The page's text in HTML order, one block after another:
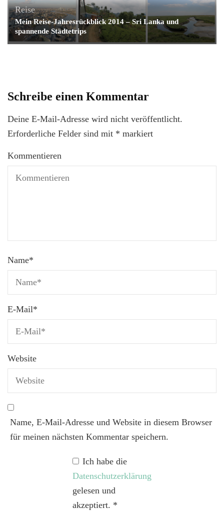
Reise
Mein Reise-Jahresrückblick 2014 – Sri Lanka und
spannende Städtetrips
Schreibe einen Kommentar
Deine E-Mail-Adresse wird nicht veröffentlicht.
Erforderliche Felder sind mit * markiert
Kommentieren
Name*
E-Mail*
Website
Name, E-Mail-Adresse und Website in diesem Browser
für meinen nächsten Kommentar speichern.
Ich habe die
Datenschutzerklärung
gelesen und
akzeptiert. *